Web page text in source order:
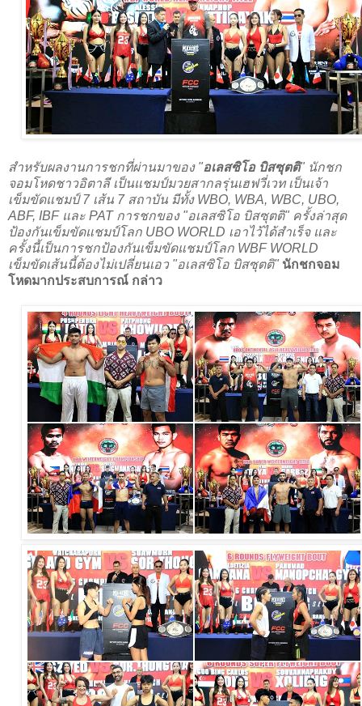
สำหรับผลงานการชกที่ผ่านมาของ "อเลสซิโอ บิสซุตติ" นักชก
จอมโหดชาวอิตาลี เป็นแชมป์มวยสากลรุ่นเฮฟวี่เวท เป็นเจ้า
เข็มขัดแชมป์ 7 เส้น 7 สถาบัน มีทั้ง WBO, WBA, WBC, UBO,
ABF, IBF และ PAT การชกของ "อเลสซิโอ บิสซุตติ" ครั้งล่าสุด
ป้องกันเข็มขัดแชมป์โลก UBO WORLD เอาไว้ได้สำเร็จ และ
ครั้งนี้เป็นการชกป้องกันเข็มขัดแชมป์โลก WBF WORLD
เข็มขัดเส้นนี้ต้องไม่เปลี่ยนเอว "อเลสซิโอ บิสซุตติ" นักชกจอม
โหดมากประสบการณ์ กล่าว